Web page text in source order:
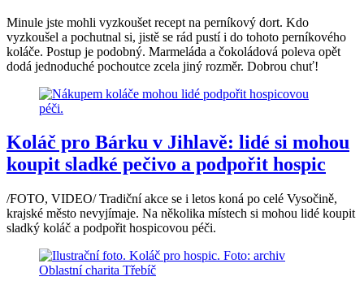
Minule jste mohli vyzkoušet recept na perníkový dort. Kdo
vyzkoušel a pochutnal si, jistě se rád pustí i do tohoto perníkového
koláče. Postup je podobný. Marmeláda a čokoládová poleva opět
dodá jednoduché pochoutce zcela jiný rozměr. Dobrou chuť!
Koláč pro Bárku v Jihlavě: lidé si mohou
koupit sladké pečivo a podpořit hospic
/FOTO, VIDEO/ Tradiční akce se i letos koná po celé Vysočině,
krajské město nevyjímaje. Na několika místech si mohou lidé koupit
sladký koláč a podpořit hospicovou péči.